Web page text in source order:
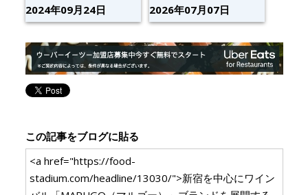
2024年09月24日 2026年07月07日
この記事をブログに貼る
<a href="https://food-
stadium.com/headline/13030/">新宿を中心にワイン